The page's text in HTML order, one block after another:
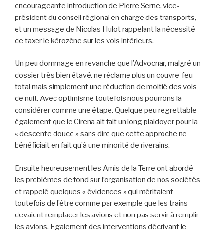
encourageante introduction de Pierre Serne, vice-
président du conseil régional en charge des transports,
et un message de Nicolas Hulot rappelant la nécessité
de taxer le kérozène sur les vols intérieurs.
Un peu dommage en revanche que l’Advocnar, malgré un
dossier très bien étayé, ne réclame plus un couvre-feu
total mais simplement une réduction de moitié des vols
de nuit. Avec optimisme toutefois nous pourrons la
considérer comme une étape. Quelque peu regrettable
également que le Cirena ait fait un long plaidoyer pour la
« descente douce » sans dire que cette approche ne
bénéficiait en fait qu’à une minorité de riverains.
Ensuite heureusement les Amis de la Terre ont abordé
les problèmes de fond sur l’organisation de nos sociétés
et rappelé quelques « évidences » qui méritaient
toutefois de l’être comme par exemple que les trains
devaient remplacer les avions et non pas servir à remplir
les avions. Egalement des interventions décrivant le